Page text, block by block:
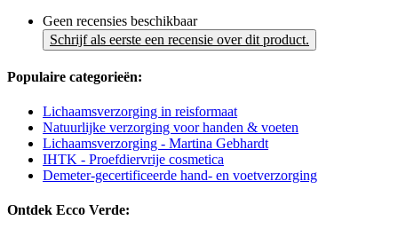
Geen recensies beschikbaar
Schrijf als eerste een recensie over dit product.
Populaire categorieën:
Lichaamsverzorging in reisformaat
Natuurlijke verzorging voor handen & voeten
Lichaamsverzorging - Martina Gebhardt
IHTK - Proefdiervrije cosmetica
Demeter-gecertificeerde hand- en voetverzorging
Ontdek Ecco Verde: